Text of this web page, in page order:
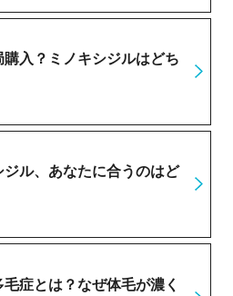
入？ミノキシジルはどち
ル、あなたに合うのはど
症とは？なぜ体毛が濃く